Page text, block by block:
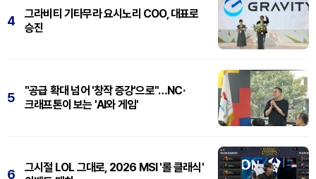
4
그라비티 기타무라 요시노리 COO, 대표로
승진
5
"공급 확대 넘어 '창작 증강'으로"…NC·
크래프톤이 보는 'AI와 게임'
6
그시절 LOL 그대로, 2026 MSI '롤 클래식'